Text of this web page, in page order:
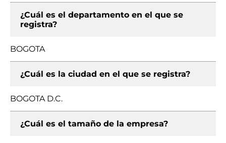
¿Cuál es el departamento en el que se
registra?
BOGOTA
¿Cuál es la ciudad en el que se registra?
BOGOTA D.C.
¿Cuál es el tamaño de la empresa?